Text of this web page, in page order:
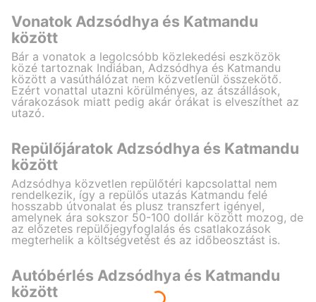
Vonatok Adzsódhya és Katmandu
között
Bár a vonatok a legolcsóbb közlekedési eszközök
közé tartoznak Indiában, Adzsódhya és Katmandu
között a vasúthálózat nem közvetlenül összekötő.
Ezért vonattal utazni körülményes, az átszállások,
várakozások miatt pedig akár órákat is elveszíthet az
utazó.
Repülőjáratok Adzsódhya és Katmandu
között
Adzsódhya közvetlen repülőtéri kapcsolattal nem
rendelkezik, így a repülős utazás Katmandu felé
hosszabb útvonalat és plusz transzfert igényel,
amelynek ára sokszor 50-100 dollár között mozog, de
az előzetes repülőjegyfoglalás és csatlakozások
megterhelik a költségvetést és az időbeosztást is.
Autóbérlés Adzsódhya és Katmandu
között